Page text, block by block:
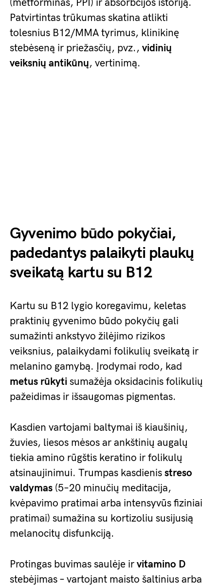
(metforminas, PPI) ir absorbcijos istoriją.
Patvirtintas trūkumas skatina atlikti
tolesnius B12/MMA tyrimus, klinikinę
stebėseną ir priežasčių, pvz., vidinių
veiksnių antikūnų, vertinimą.
Gyvenimo būdo pokyčiai,
padedantys palaikyti plaukų
sveikatą kartu su B12
Kartu su B12 lygio koregavimu, keletas
praktinių gyvenimo būdo pokyčių gali
sumažinti ankstyvo žilėjimo rizikos
veiksnius, palaikydami folikulių sveikatą ir
melanino gamybą. Įrodymai rodo, kad
metus rūkyti sumažėja oksidacinis folikulių
pažeidimas ir išsaugomas pigmentas.
Kasdien vartojami baltymai iš kiaušinių,
žuvies, liesos mėsos ar ankštinių augalų
tiekia amino rūgštis keratino ir folikulų
atsinaujinimui. Trumpas kasdienis streso
valdymas (5–20 minučių meditacija,
kvėpavimo pratimai arba intensyvūs fiziniai
pratimai) sumažina su kortizoliu susijusią
melanocitų disfunkciją.
Protingas buvimas saulėje ir vitamino D
stebėjimas – vartojant maisto šaltinius arba